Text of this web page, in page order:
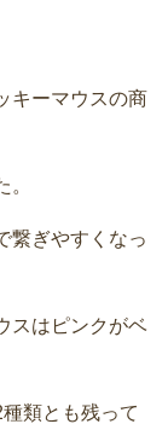
キーマウスの商
繋ぎやすくなっ
スはピンクがベ
類とも残って